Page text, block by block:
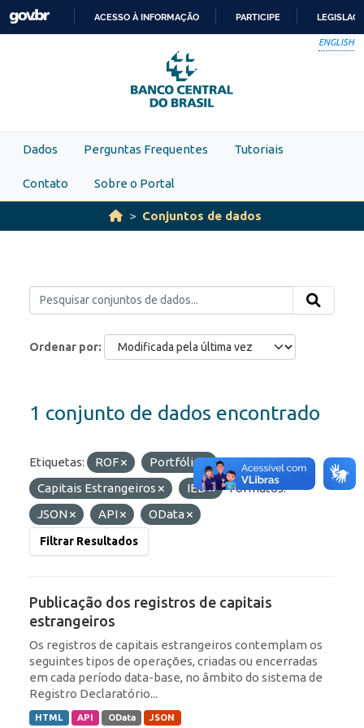
Skip to main content
PARA
O
CONTEÚDO
ACESSO À INFORMAÇÃO PARTICIPE
ENGLISH
Dados Perguntas Frequentes Tutoriais
Contato Sobre o Portal
Conjuntos de dados
Ordenar por
1 conjunto de dados encontrado
Etiquetas: ROF
Portfólio
Capitais Estrangeiros
IED
Formatos:
JSON
API OData
Filtrar Resultados
Publicação dos registros de capitais
estrangeiros
Os registros de capitais estrangeiros contemplam os
seguintes tipos de operações, criadas ou encerradas
em cada período data-base, no âmbito do sistema de
Registro Declaratório...
HTML API OData JSON